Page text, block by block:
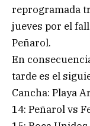
reprogramada
jueves por el
Peñarol.
En
tarde es el
Cancha: Playa
14: Peñarol vs